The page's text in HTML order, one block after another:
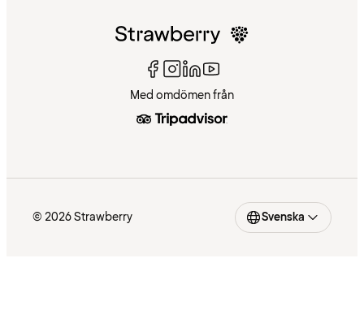
Med omdömen från
© 2026 Strawberry Svenska